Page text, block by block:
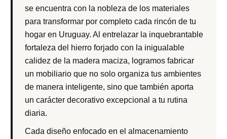
se encuentra con la nobleza de los materiales
para transformar por completo cada rincón de tu
hogar en Uruguay. Al entrelazar la inquebrantable
fortaleza del hierro forjado con la inigualable
calidez de la madera maciza, logramos fabricar
un mobiliario que no solo organiza tus ambientes
de manera inteligente, sino que también aporta
un carácter decorativo excepcional a tu rutina
diaria.
Cada diseño enfocado en el almacenamiento